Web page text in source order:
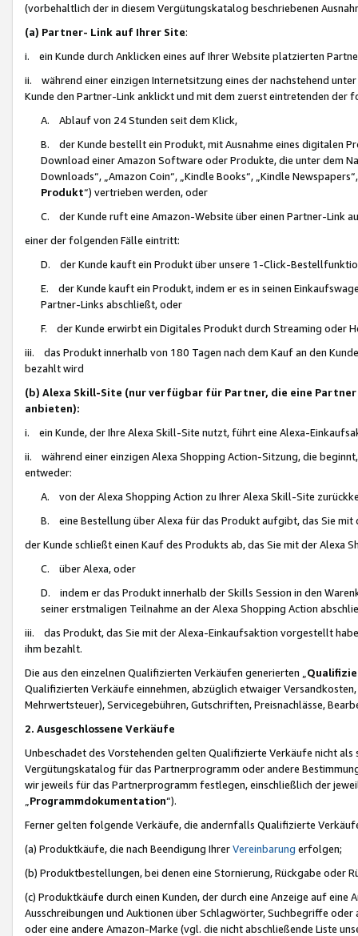
(vorbehaltlich der in diesem Vergütungskatalog beschriebenen
(a) Partner- Link auf Ihrer Site:
i. ein Kunde durch Anklicken eines auf Ihrer Website platzierten
ii. während einer einzigen Internetsitzung eines der nachstehend
Kunde den Partner-Link anklickt und mit dem zuerst eintretenden der
A. Ablauf von 24 Stunden seit dem Klick,
B. der Kunde bestellt ein Produkt, mit Ausnahme eines digitalen
Download einer Amazon Software oder Produkte, die unter dem
Downloads“, „Amazon Coin“, „Kindle Books“, „Kindle
Produkt“) vertrieben werden, oder
C. der Kunde ruft eine Amazon-Website über einen Partner-Link
einer der folgenden Fälle eintritt:
D. der Kunde kauft ein Produkt über unsere 1-Click-
E. der Kunde kauft ein Produkt, indem er es in seinen
Partner-Links abschließt, oder
F. der Kunde erwirbt ein Digitales Produkt durch Streaming oder
iii. das Produkt innerhalb von 180 Tagen nach dem Kauf an den
bezahlt wird
(b) Alexa Skill-Site (nur verfügbar für Partner, die eine
anbieten):
i. ein Kunde, der Ihre Alexa Skill-Site nutzt, führt eine Alexa-
ii. während einer einzigen Alexa Shopping Action-Sitzung, die
entweder:
A. von der Alexa Shopping Action zu Ihrer Alexa Skill-Site
B. eine Bestellung über Alexa für das Produkt aufgibt, das Sie mit
der Kunde schließt einen Kauf des Produkts ab, das Sie mit der Alexa
C. über Alexa, oder
D. indem er das Produkt innerhalb der Skills Session in den
seiner erstmaligen Teilnahme an der Alexa Shopping Action
iii. das Produkt, das Sie mit der Alexa-Einkaufsaktion vorgestellt
ihm bezahlt.
Die aus den einzelnen Qualifizierten Verkäufen generierten „
Qualifizierten Verkäufe einnehmen, abzüglich etwaiger
Mehrwertsteuer), Servicegebühren, Gutschriften, Preisnachlässe,
2. Ausgeschlossene Verkäufe
Unbeschadet des Vorstehenden gelten Qualifizierte Verkäufe nicht
Vergütungskatalog für das Partnerprogramm oder andere
wir jeweils für das Partnerprogramm festlegen, einschließlich der
Programmdokumentation“).
Ferner gelten folgende Verkäufe, die andernfalls Qualifizierte
(a) Produktkäufe, die nach Beendigung IhrerVereinbarung erfolgen;
(b) Produktbestellungen, bei denen eine Stornierung, Rückgabe oder
(c) Produktkäufe durch einen Kunden, der durch eine Anzeige auf
Ausschreibungen und Auktionen über Schlagwörter, Suchbegriffe
oder eine andere Amazon-Marke (vgl. die nicht abschließende Liste